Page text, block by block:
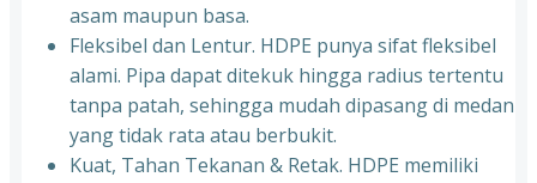
asam maupun basa.
Fleksibel dan Lentur. HDPE punya sifat fleksibel
alami. Pipa dapat ditekuk hingga radius tertentu
tanpa patah, sehingga mudah dipasang di medan
yang tidak rata atau berbukit.
Kuat, Tahan Tekanan & Retak. HDPE memiliki